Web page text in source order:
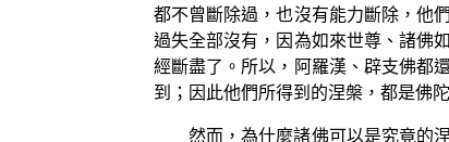
都不曾斷除過，也沒有能力斷除，他
過失全部沒有，因為如來世尊、諸佛
經斷盡了。所以，阿羅漢、辟支佛都
到；因此他們所得到的涅槃，都是佛
然而，為什麼諸佛可以是究竟的